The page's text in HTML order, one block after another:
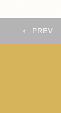
PREV